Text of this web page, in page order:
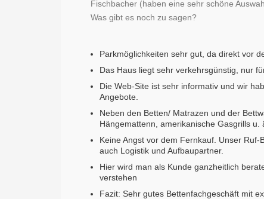
Fischbacher (haben eine sehr schöne
Was gibt es noch zu sagen?
Parkmöglichkeiten sehr gut, da direkt vor
Das Haus liegt sehr verkehrsgünstig, nur
Die Web-Site ist sehr informativ und wir
Angebote.
Neben den Betten/ Matrazen und der
Hängemattenn, amerikanische Gasgrills u.
Keine Angst vor dem Fernkauf. Unser
auch Logistik und Aufbaupartner.
Hier wird man als Kunde ganzheitlich
verstehen
Fazit: Sehr gutes Bettenfachgeschäft mit